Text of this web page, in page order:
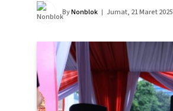
ByNonblok Jumat, 21 Maret 2025